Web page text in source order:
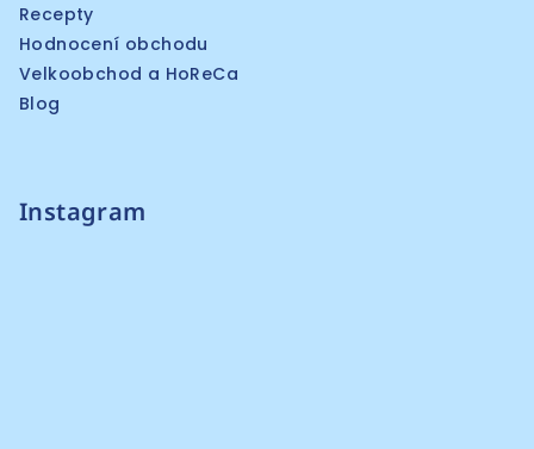
Recepty
Hodnocení obchodu
Velkoobchod a HoReCa
Blog
Instagram